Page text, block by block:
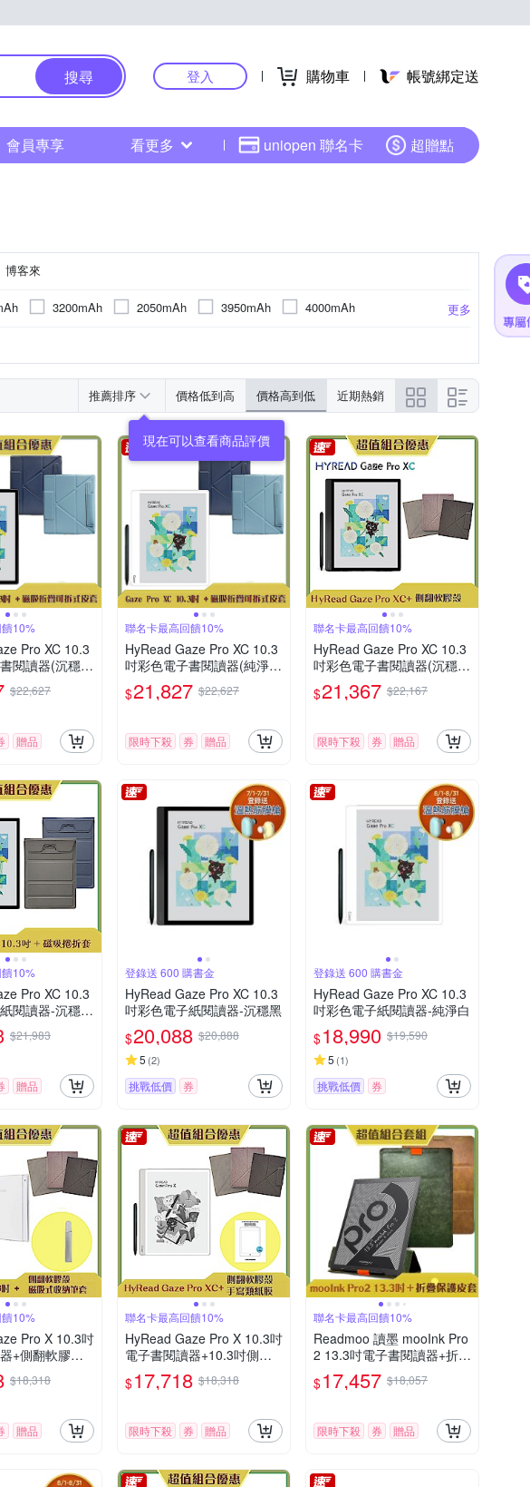
搜尋 登入 購物車 帳號綁定送
會員專享 看更多 uniopen 聯名卡 超贈點
博客來
更多
3200mAh 2050mAh 3950mAh
4000mAh
推薦排序 價格低到高 價格高到低 近期熱銷
10%
Pro XC 10.3
閱讀器(沉穩
可拆式皮套
$22,627
贈品
聯名卡最高回饋10%
HyRead Gaze Pro XC 10.3
吋彩色電子書閱讀器(純淨
白)+磁吸折疊可拆式皮套
(組合)
$21,827 $22,627
限時下殺 券 贈品
聯名卡最高回饋10%
HyRead Gaze Pro XC 10.3
吋彩色電子書閱讀器(沉穩
黑)+10.3吋側翻軟膠殼 (組
合)
$21,367 $22,167
限時下殺 券 贈品
10%
Pro XC 10.3
閱讀器-沉穩黑
(組合)
$21,983
贈品
登錄送 600 購書金
HyRead Gaze Pro XC 10.3
吋彩色電子紙閱讀器-沉穩黑
$20,088 $20,888
5 (2)
挑戰低價 券
登錄送 600 購書金
HyRead Gaze Pro XC 10.3
吋彩色電子紙閱讀器-純淨白
$18,990 $19,590
5 (1)
挑戰低價 券
10%
Pro X 10.3吋
+側翻軟膠殼
吸筆套 (組合)
$18,318
贈品
聯名卡最高回饋10%
HyRead Gaze Pro X 10.3吋
電子書閱讀器+10.3吋側翻
軟膠殼+手寫類紙膜 (組合)
$17,718 $18,318
限時下殺 券 贈品
聯名卡最高回饋10%
Readmoo 讀墨 mooInk Pro
2 13.3吋電子書閱讀器+折疊
皮套 (組合)
$17,457 $18,057
限時下殺 券 贈品